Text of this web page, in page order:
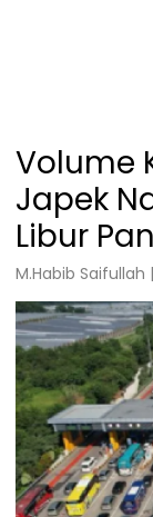
Volume
Japek
Libur
M.Habib Saifullah